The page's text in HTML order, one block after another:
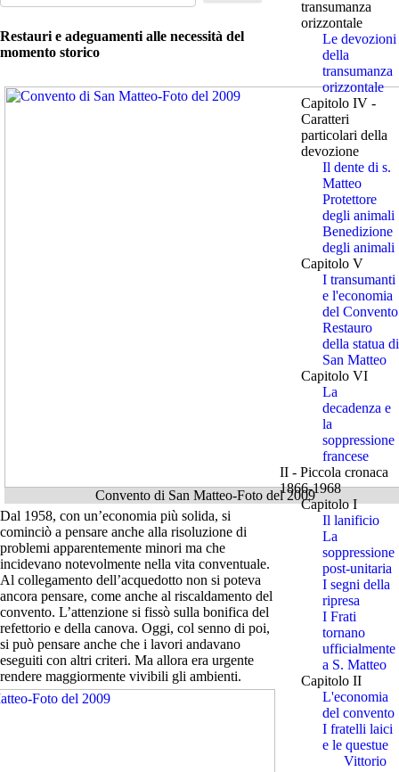
Restauri e adeguamenti alle necessità del
momento storico
Convento di San Matteo-Foto del 2009
Dal 1958, con un’economia più solida, si
cominciò a pensare anche alla risoluzione di
problemi apparentemente minori ma che
incidevano notevolmente nella vita conventuale.
Al collegamento dell’acquedotto non si poteva
ancora pensare, come anche al riscaldamento del
convento. L’attenzione si fissò sulla bonifica del
refettorio e della canova. Oggi, col senno di poi,
si può pensare anche che i lavori andavano
eseguiti con altri criteri. Ma allora era urgente
rendere maggiormente vivibili gli ambienti.
transumanza
orizzontale
Le devozioni
della
transumanza
orizzontale
Capitolo IV -
Caratteri
particolari della
devozione
Il dente di s.
Matteo
Protettore
degli animali
Benedizione
degli animali
Capitolo V
I transumanti
e l'economia
del Convento
Restauro
della statua di
San Matteo
Capitolo VI
La
decadenza e
la
soppressione
francese
II - Piccola cronaca
1866-1968
Capitolo I
Il lanificio
La
soppressione
post-unitaria
I segni della
ripresa
I Frati
tornano
ufficialmente
a S. Matteo
Capitolo II
L'economia
del convento
I fratelli laici
e le questue
Vittorio